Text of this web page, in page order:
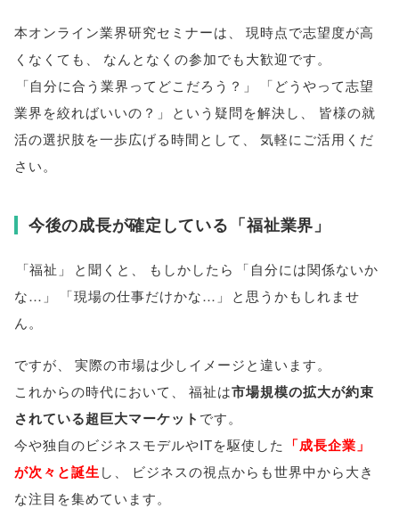
本オンライン業界研究セミナーは、
現時点で志望度が高
くなくても 、 なんとなくの参加でも大歓迎です。
「自分に合う業界ってどこだろう？ 」 「どうやって志望
業界を絞ればいいの？ 」 という疑問を解決し 、 皆様の就
活の選択肢を一歩広げる時間として 、
気軽にご活用くだ
さい。
今後の成長が確定している 「福祉業界 」
「福祉 」 と聞くと 、 もしかしたら 「自分には関係ないか
な… 」 「現場の仕事だけかな… 」
と思うかもしれませ
ん。
ですが、 実際の市場は少しイメージと違います。
これからの時代において 、 福祉は市場規模の拡大が約束
されている超巨大マーケット です。
今や独自のビジネスモデルやITを駆使した
「成長企業 」
が次々と誕生し 、
ビジネスの視点からも世界中から大き
な注目を集めています。